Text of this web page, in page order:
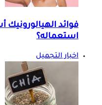
فوائد
استعماله؟
اخبار التجميل